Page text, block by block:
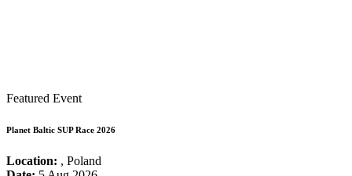
Featured Event
Planet Baltic SUP Race 2026
Location: , Poland